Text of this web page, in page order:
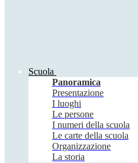
Scuola
Panoramica
Presentazione
I luoghi
Le persone
I numeri della scuola
Le carte della scuola
Organizzazione
La storia